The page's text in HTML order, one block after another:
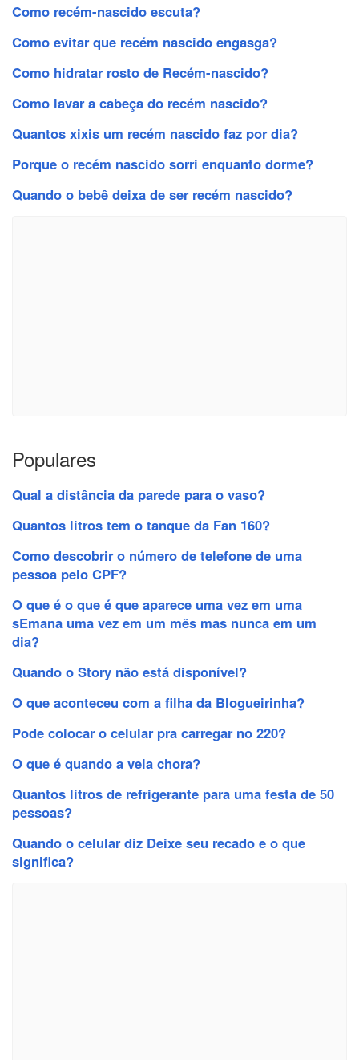
Como recém-nascido escuta?
Como evitar que recém nascido engasga?
Como hidratar rosto de Recém-nascido?
Como lavar a cabeça do recém nascido?
Quantos xixis um recém nascido faz por dia?
Porque o recém nascido sorri enquanto dorme?
Quando o bebê deixa de ser recém nascido?
Populares
Qual a distância da parede para o vaso?
Quantos litros tem o tanque da Fan 160?
Como descobrir o número de telefone de uma
pessoa pelo CPF?
O que é o que é que aparece uma vez em uma
sEmana uma vez em um mês mas nunca em um
dia?
Quando o Story não está disponível?
O que aconteceu com a filha da Blogueirinha?
Pode colocar o celular pra carregar no 220?
O que é quando a vela chora?
Quantos litros de refrigerante para uma festa de 50
pessoas?
Quando o celular diz Deixe seu recado e o que
significa?